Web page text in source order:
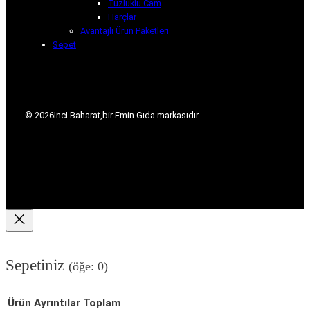
Tuzluklu Cam
Harçlar
Avantajlı Ürün Paketleri
Sepet
© 2026İncİ Baharat, bir Emin Gıda markasıdır
Sepetiniz (öğe: 0)
Ürün Ayrıntılar Toplam